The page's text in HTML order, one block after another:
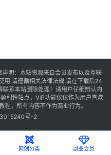
声明：本站资源来自会员发布以及互联
用,请遵循相关法律法规,请在下载后24
系本站删除处理！请用户仔细辨认内
利性站点，VIP功能仅仅作为用户喜欢
程，所有内容不作为商业行为。
号-2
网创分类 副业会员